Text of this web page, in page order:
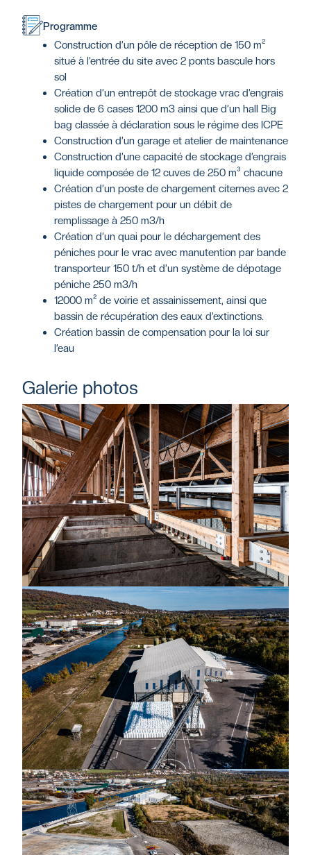
Programme
Construction d’un pôle de réception de 150 m²
situé à l’entrée du site avec 2 ponts bascule hors
sol
Création d’un entrepôt de stockage vrac d’engrais
solide de 6 cases 1200 m3 ainsi que d’un hall Big
bag classée à déclaration sous le régime des ICPE
Construction d’un garage et atelier de maintenance
Construction d’une capacité de stockage d’engrais
liquide composée de 12 cuves de 250 m³ chacune
Création d’un poste de chargement citernes avec 2
pistes de chargement pour un débit de
remplissage à 250 m3/h
Création d’un quai pour le déchargement des
péniches pour le vrac avec manutention par bande
transporteur 150 t/h et d’un système de dépotage
péniche 250 m3/h
12000 m² de voirie et assainissement, ainsi que
bassin de récupération des eaux d’extinctions.
Création bassin de compensation pour la loi sur
l’eau
Galerie photos